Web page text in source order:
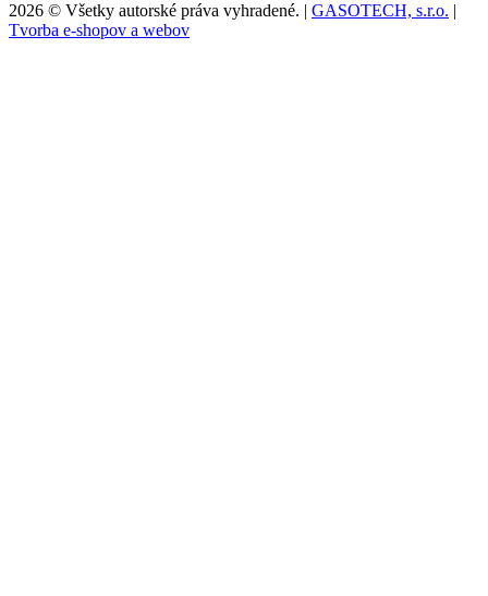
2026 © Všetky autorské práva vyhradené. | GASOTECH, s.r.o. |
Tvorba e-shopov a webov